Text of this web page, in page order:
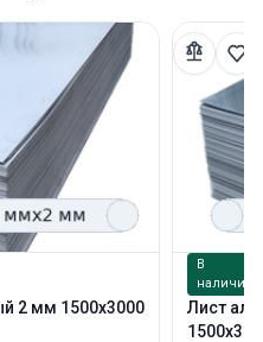
2 мм 1500х3000
В
наличии
Лист